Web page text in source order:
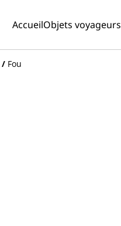
AccueilObjets voyageurs
/ Fou